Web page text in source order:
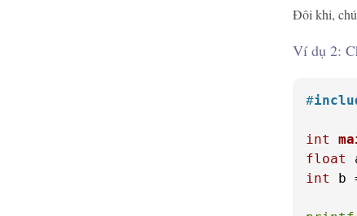
Đôi khi,
Ví dụ 2:
#
int
float
int
b